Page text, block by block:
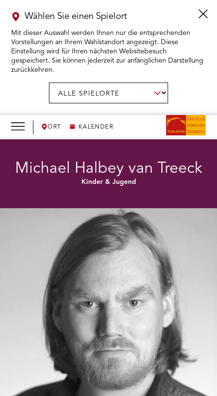
ORT KALENDER
Wählen Sie einen Spielort
Mit dieser Auswahl werden Ihnen nur die entsprechenden
Vorstellungen an Ihrem Wahlstandort angezeigt. Diese
Einstellung wird für Ihren nächsten Websitebesuch
gespeichert. Sie können jederzeit zur anfänglichen Darstellung
zurückkehren.
KARTENKAUF ÖFFNEN
WIR ÖFFNEN
DAS THEATER ÖFFNEN
Michael Halbey van Treeck
Kinder & Jugend